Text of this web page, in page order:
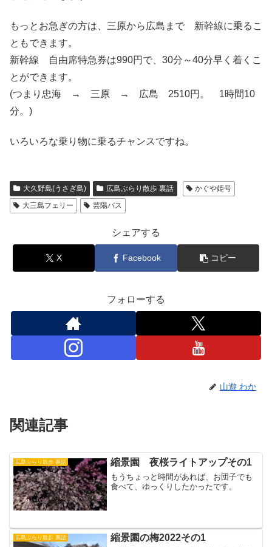
もっとお急ぎの方は、三原から広島まで 新幹線に乗るこ
ともできます。
新幹線 自由席特急券は990円で、30分～40分早く着くこ
とができます。
(つまり忠海 → 三原 → 広島 2510円。 1時間10
分。)
いろいろな乗り物に乗るチャンスですね。
大久野島(うさぎ島) 広島ぶらり散歩 裏話
かぐや姫号
大三島フェリー
芸陽バス
シェアする
X Facebook コピー
フォローする
山遊 わか
関連記事
広島ぶらり散歩 裏話 縮景園 夜桜ライトアップその1
もうちょっと時間があれば、お団子でも
食べて、ゆっくりしたかったです。
広島ぶらり散歩 裏話 縮景園の梅2022その1